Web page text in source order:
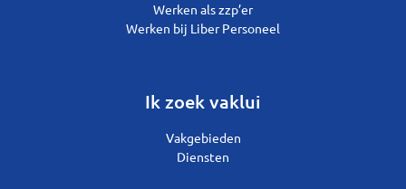
Werken als zzp’er
Werken bij Liber Personeel
Ik zoek vaklui
Vakgebieden
Diensten